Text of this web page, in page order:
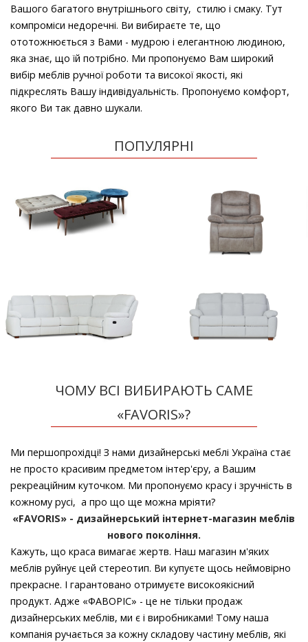
Вашого багатого внутрішнього світу, стилю і смаку. Тут
компроміси недоречні. Ви вибираєте те, що
ототожнюється з Вами - мудрою і елегантною людиною,
яка знає, що їй потрібно. Ми пропонуємо Вам широкий
вибір меблів ручної роботи та високої якості, які
підкреслять Вашу індивідуальність. Пропонуємо комфорт,
якого Ви так давно шукали.
ПОПУЛЯРНІ
ЧОМУ ВСІ ВИБИРАЮТЬ САМЕ
«FAVORIS»?
Ми першопрохідці! З нами дизайнерські меблі Україна стає
не просто красивим предметом інтер'єру, а Вашим
рекреаційним куточком. Ми пропонуємо красу і зручність в
кожному русі, а про що ще можна мріяти?
«FAVORIS» - дизайнерський інтернет-магазин меблів
нового покоління.
Кажуть, що краса вимагає жертв. Наш магазин м'яких
меблів руйнує цей стереотип. Ви купуєте щось неймовірно
прекрасне. І гарантовано отримуєте високоякісний
продукт. Адже «ФАВОРІС» - це не тільки продаж
дизайнерських меблів, ми є і виробниками! Тому наша
компанія ручається за кожну складову частину меблів, які